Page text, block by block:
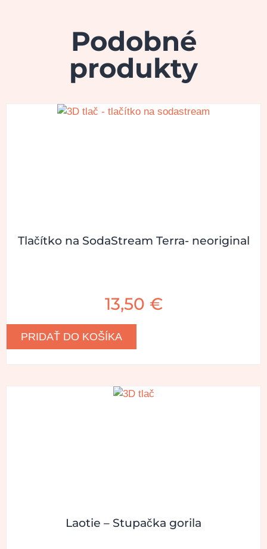
Podobné
produkty
Tlačítko na SodaStream Terra- neoriginal
13,50 €
PRIDAŤ DO KOŠÍKA
Laotie – Stupačka gorila